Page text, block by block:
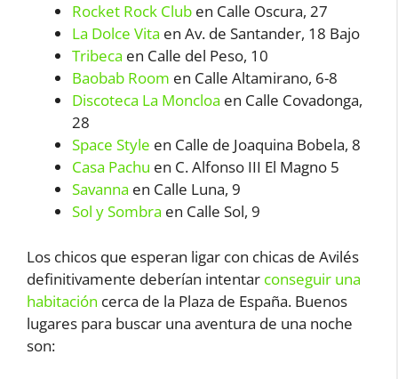
Rocket Rock Club en Calle Oscura, 27
La Dolce Vita en Av. de Santander, 18 Bajo
Tribeca en Calle del Peso, 10
Baobab Room en Calle Altamirano, 6-8
Discoteca La Moncloa en Calle Covadonga,
28
Space Style en Calle de Joaquina Bobela, 8
Casa Pachu en C. Alfonso III El Magno 5
Savanna en Calle Luna, 9
Sol y Sombra en Calle Sol, 9
Los chicos que esperan ligar con chicas de Avilés
definitivamente deberían intentar conseguir una
habitación cerca de la Plaza de España. Buenos
lugares para buscar una aventura de una noche
son: